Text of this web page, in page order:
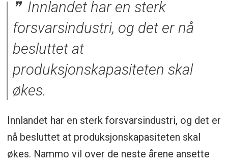
Innlandet har en sterk
forsvarsindustri, og det er nå
besluttet at
produksjonskapasiteten skal
økes.
Innlandet har en sterk forsvarsindustri, og det er
nå besluttet at produksjonskapasiteten skal
økes. Nammo vil over de neste årene ansette